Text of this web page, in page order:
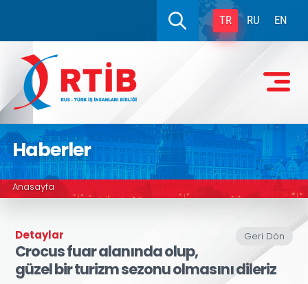
TR RU EN
Haberler
Anasayfa
Geri Dön
Detaylar
Crocus fuar alanında olup,
güzel bir turizm sezonu olmasını dileriz